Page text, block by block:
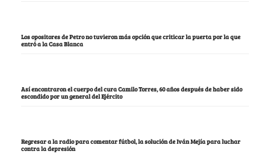
Los opositores de Petro no tuvieron más opción que criticar la puerta por la que
entró a la Casa Blanca
Así encontraron el cuerpo del cura Camilo Torres, 60 años después de haber sido
escondido por un general del Ejército
Regresar a la radio para comentar fútbol, la solución de Iván Mejía para luchar
contra la depresión